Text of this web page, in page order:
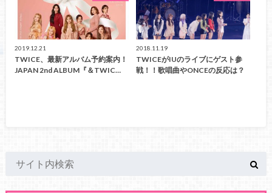
2019.12.21
TWICE、最新アルバム予約案内！
JAPAN 2nd ALBUM『＆TWIC…
2018.11.19
TWICEがIUのライブにゲスト参
戦！！歌唱曲やONCEの反応は？